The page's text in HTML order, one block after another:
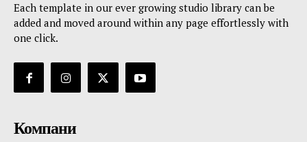
Each template in our ever growing studio library can be
added and moved around within any page effortlessly with
one click.
Компани